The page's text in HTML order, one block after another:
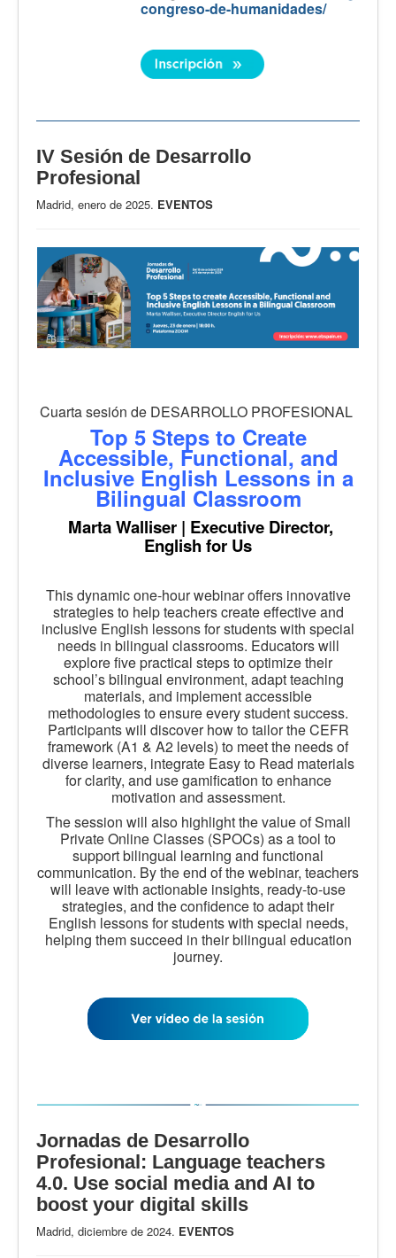
congreso-de-humanidades/
IV Sesión de Desarrollo
Profesional
Madrid, enero de 2025. EVENTOS
Cuarta sesión de DESARROLLO PROFESIONAL
Top 5 Steps to Create
Accessible, Functional, and
Inclusive English Lessons in a
Bilingual Classroom
Marta Walliser | Executive Director,
English for Us
This dynamic one-hour webinar offers innovative
strategies to help teachers create effective and
inclusive English lessons for students with special
needs in bilingual classrooms. Educators will
explore five practical steps to optimize their
school’s bilingual environment, adapt teaching
materials, and implement accessible
methodologies to ensure every student success.
Participants will discover how to tailor the CEFR
framework (A1 & A2 levels) to meet the needs of
diverse learners, integrate Easy to Read materials
for clarity, and use gamification to enhance
motivation and assessment.
The session will also highlight the value of Small
Private Online Classes (SPOCs) as a tool to
support bilingual learning and functional
communication. By the end of the webinar, teachers
will leave with actionable insights, ready-to-use
strategies, and the confidence to adapt their
English lessons for students with special needs,
helping them succeed in their bilingual education
journey.
Jornadas de Desarrollo
Profesional: Language teachers
4.0. Use social media and AI to
boost your digital skills
Madrid, diciembre de 2024. EVENTOS